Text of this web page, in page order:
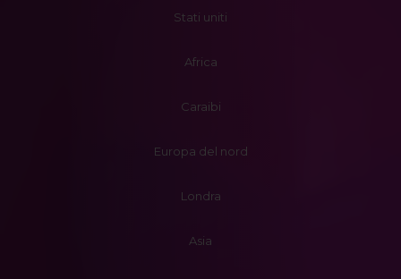
Stati uniti
Africa
Caraibi
Europa del nord
Londra
Asia